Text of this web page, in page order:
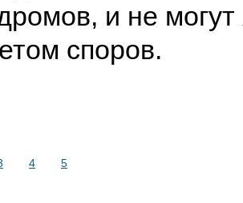
и не могут
споров.
4 5